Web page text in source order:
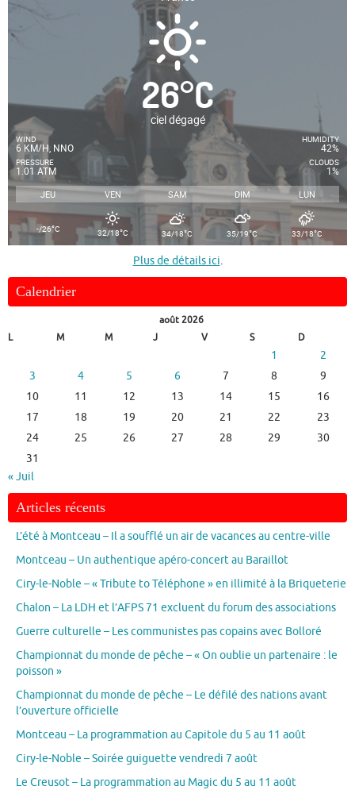
26°C
ciel dégagé
WIND
6 KM/H, NNO
PRESSURE
1.01 ATM
HUMIDITY
42%
CLOUDS
1%
JEU VEN SAM DIM LUN
-/26°C 32/18°C 34/18°C 35/19°C 33/18°C
Plus de détails ici.
Calendrier
août 2026
L
M M J V S D
1
2
3
4 5 6 7 8
9
10
11 12 13 14 15
16
17
18 19 20 21 22
23
24
25 26 27 28 29
30
31
« Juil
Articles récents
L’été à Montceau – Il a soufflé un air de vacances au centre-ville
Montceau – Un authentique apéro-concert au Baraillot
Ciry-le-Noble – « Tribute to Téléphone » en illimité à la Briqueterie
Chalon – La LDH et l’AFPS 71 excluent du forum des associations
Guerre culturelle – Les communistes pas copains avec Bolloré
Championnat du monde de pêche – « On oublie un partenaire : le
poisson »
Championnat du monde de pêche – Le défilé des nations avant
l’ouverture officielle
Montceau – La programmation au Capitole du 5 au 11 août
Ciry-le-Noble – Soirée guiguette vendredi 7 août
Le Creusot – La programmation au Magic du 5 au 11 août